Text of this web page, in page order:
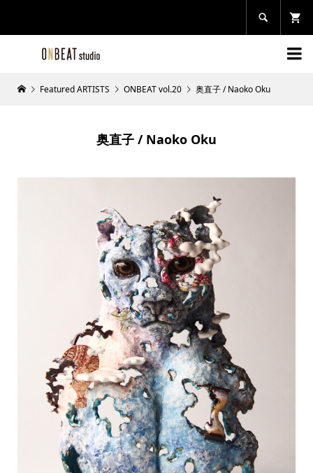


Featured ARTISTS ONBEAT vol.20 奥直子 / Naoko Oku
奥直子 / Naoko Oku